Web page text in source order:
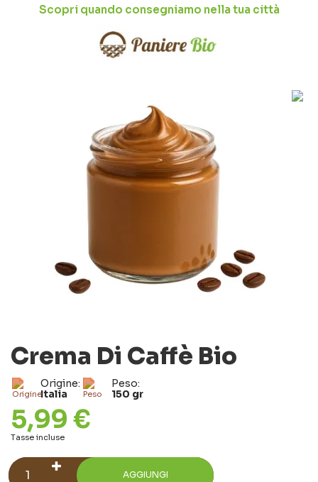
Scopri quando consegniamo nella tua città
Crema Di Caffè Bio
Origine:
Italia
Peso:
150 gr
5,99 €
Tasse incluse
AGGIUNGI